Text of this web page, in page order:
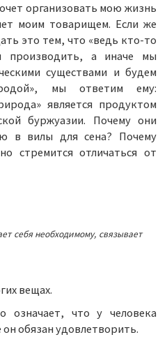
организовать мою жизнь
моим товарищем. Если же
это тем, что «ведь кто-то
производить, а иначе мы
существами и будем
мы ответим ему:
является продуктом
буржуазии. Почему они
в вилы для сена? Почему
стремится отличаться от
себя необходимому, связывает
вещах.
означает, что у человека
обязан удовлетворить.